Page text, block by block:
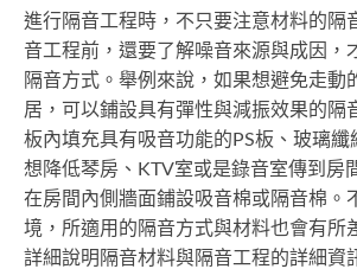
進行隔音工程時，不只要注意材料的隔
音工程前，還要了解噪音來源與成因，
隔音方式。舉例來說，如果想避免走動
居，可以鋪設具有彈性與減振效果的隔
板內填充具有吸音功能的PS板、玻璃纖
想降低琴房、KTV室或是錄音室傳到房
在房間內側牆面鋪設吸音棉或隔音棉。
境，所適用的隔音方式與材料也會有所
詳細說明隔音材料與隔音工程的詳細資